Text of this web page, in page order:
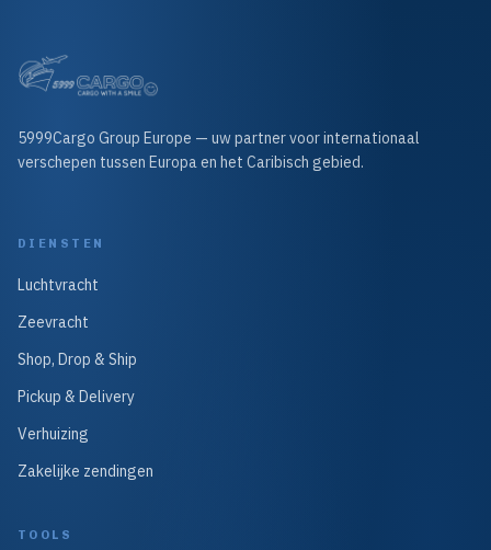
5999Cargo Group Europe — uw partner voor internationaal
verschepen tussen Europa en het Caribisch gebied.
DIENSTEN
Luchtvracht
Zeevracht
Shop, Drop & Ship
Pickup & Delivery
Verhuizing
Zakelijke zendingen
TOOLS